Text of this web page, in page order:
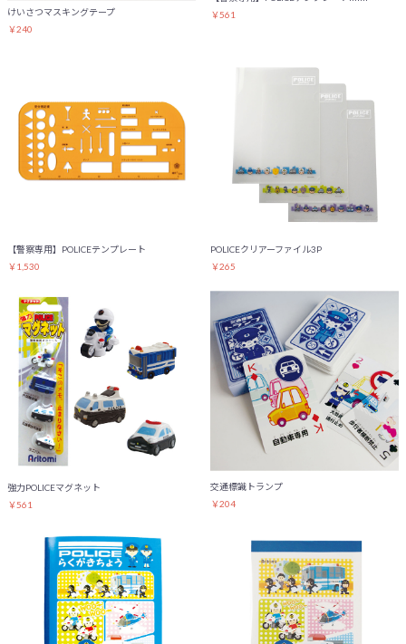
けいさつマスキングテープ
￥240
￥561
【警察専用】POLICEテンプレート
￥1,530
POLICEクリアーファイル3P
￥265
強力POLICEマグネット
￥561
交通標識トランプ
￥204